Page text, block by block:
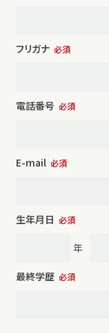
フリガナ 必須
電話番号 必須
E-mail 必須
生年月日 必須
年
最終学歴 必須